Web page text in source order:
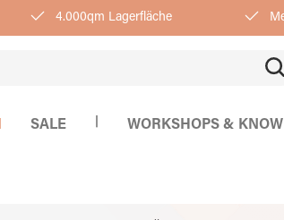
4.000qm Lagerfläche
SALE WORKSHOPS &